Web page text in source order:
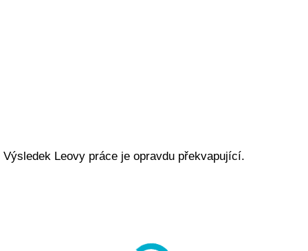
Výsledek Leovy práce je opravdu překvapující.